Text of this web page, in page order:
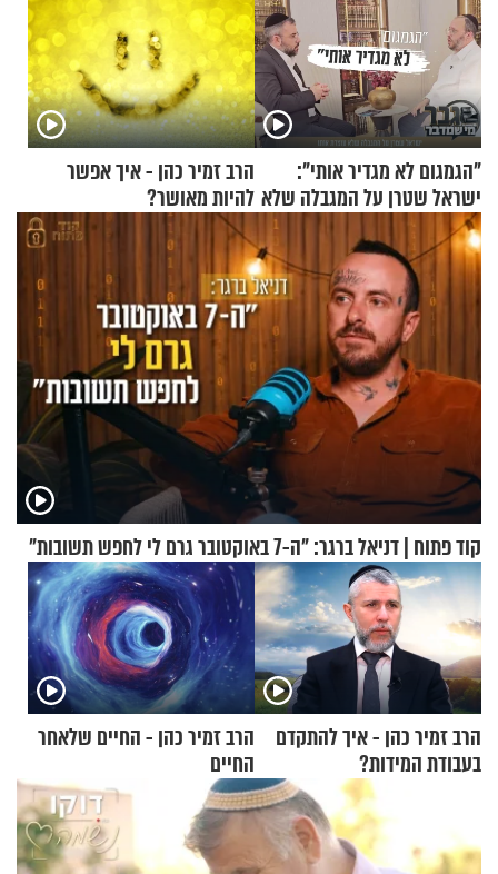
"הגמגום לא מגדיר אותי":
ישראל שטרן על המגבלה שלא
עוצרת אותו
הרב זמיר כהן - איך אפשר
להיות מאושר?
קוד פתוח | דניאל ברגר: "ה-7 באוקטובר גרם לי לחפש תשובות"
הרב זמיר כהן - איך להתקדם
בעבודת המידות?
הרב זמיר כהן - החיים שלאחר
החיים